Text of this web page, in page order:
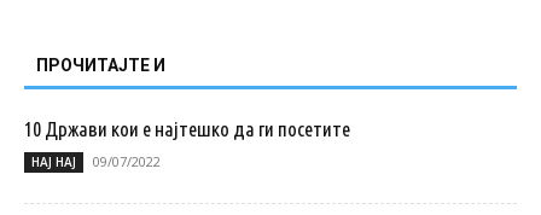
ПРОЧИТАЈТЕ И
10 Држави кои е најтешко да ги посетите
НАЈ НАЈ 09/07/2022